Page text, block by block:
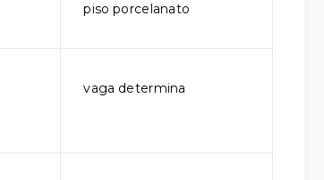
piso porcelanato
vaga determina